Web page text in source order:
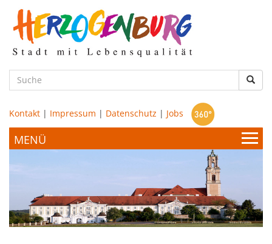
zum
Hauptinhalt
Kontakt | Impressum | Datenschutz | Jobs
Stadtamt
Leben & Wohnen